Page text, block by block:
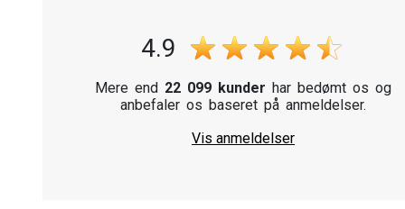
4.9
Mere end 22 099 kunder har bedømt os og
anbefaler os baseret på anmeldelser.
Vis anmeldelser